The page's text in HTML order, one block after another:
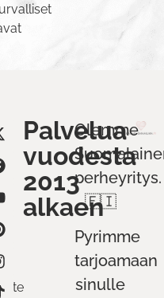
Palvelua
vuodesta
2013
alkaen
Olemme
perheyritys.
🇫🇮
Pyrimme
tarjoamaan
sinulle